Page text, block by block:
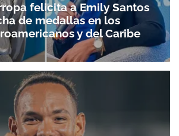
felicita a Emily Santos
de medallas en los
y del Caribe